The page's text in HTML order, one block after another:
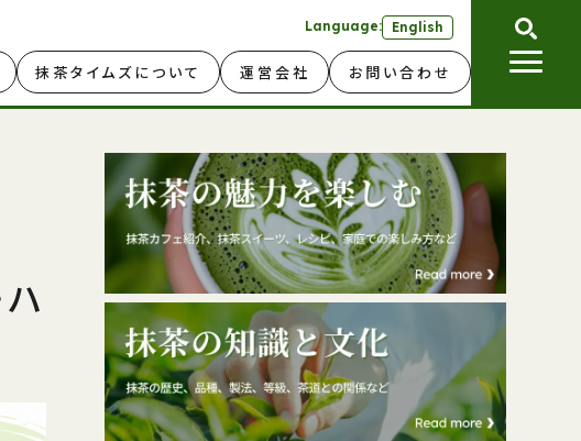
Language: English
抹茶タイムズについて 運営会社 お問い合わせ